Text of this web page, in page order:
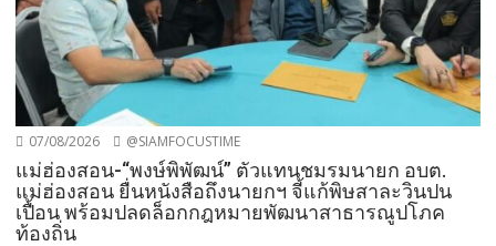
07/08/2026 @SIAMFOCUSTIME
แม่ฮ่องสอน-“พงษ์พิพัฒน์” ตัวแทนชมรมนายก อบต.
แม่ฮ่องสอน ยื่นหนังสือถึงนายกฯ จี้แก้พิษสาละวินปน
เปื้อน พร้อมปลดล็อกกฎหมายพัฒนาสาธารณูปโภค
ท้องถิ่น